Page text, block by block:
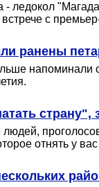
ледокол
встрече с
ранены
напоминали
страну",
отнять у